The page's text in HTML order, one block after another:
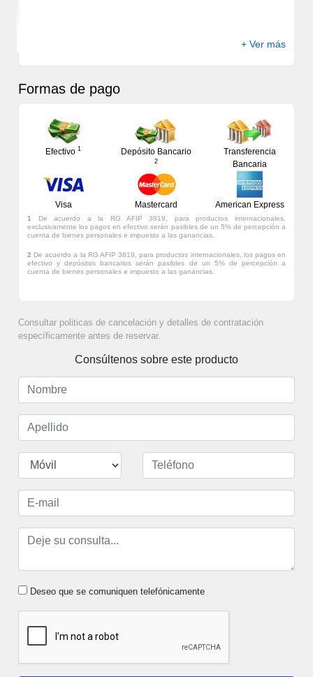
+ Ver más
Formas de pago
Efectivo1 Depósito Bancario
2
Transferencia
Bancaria
Visa Mastercard American Express
1
De acuerdo a la RG AFIP 3819, para productos internacionales,
exclusivamente los pagos en efectivo serán pasibles de un 5% de percepción a
cuenta de bienes personales e impuesto a las ganancias.
2 De acuerdo a la RG AFIP 3819, para productos internacionales, los pagos en
efectivo y depósitos bancarios serán pasibles de un 5% de percepción a
cuenta de bienes personales e impuesto a las ganancias.
Consultar politicas de cancelación y detalles de contratación
específicamente antes de reservar.
Consúltenos sobre este producto
Deseo que se comuniquen telefónicamente